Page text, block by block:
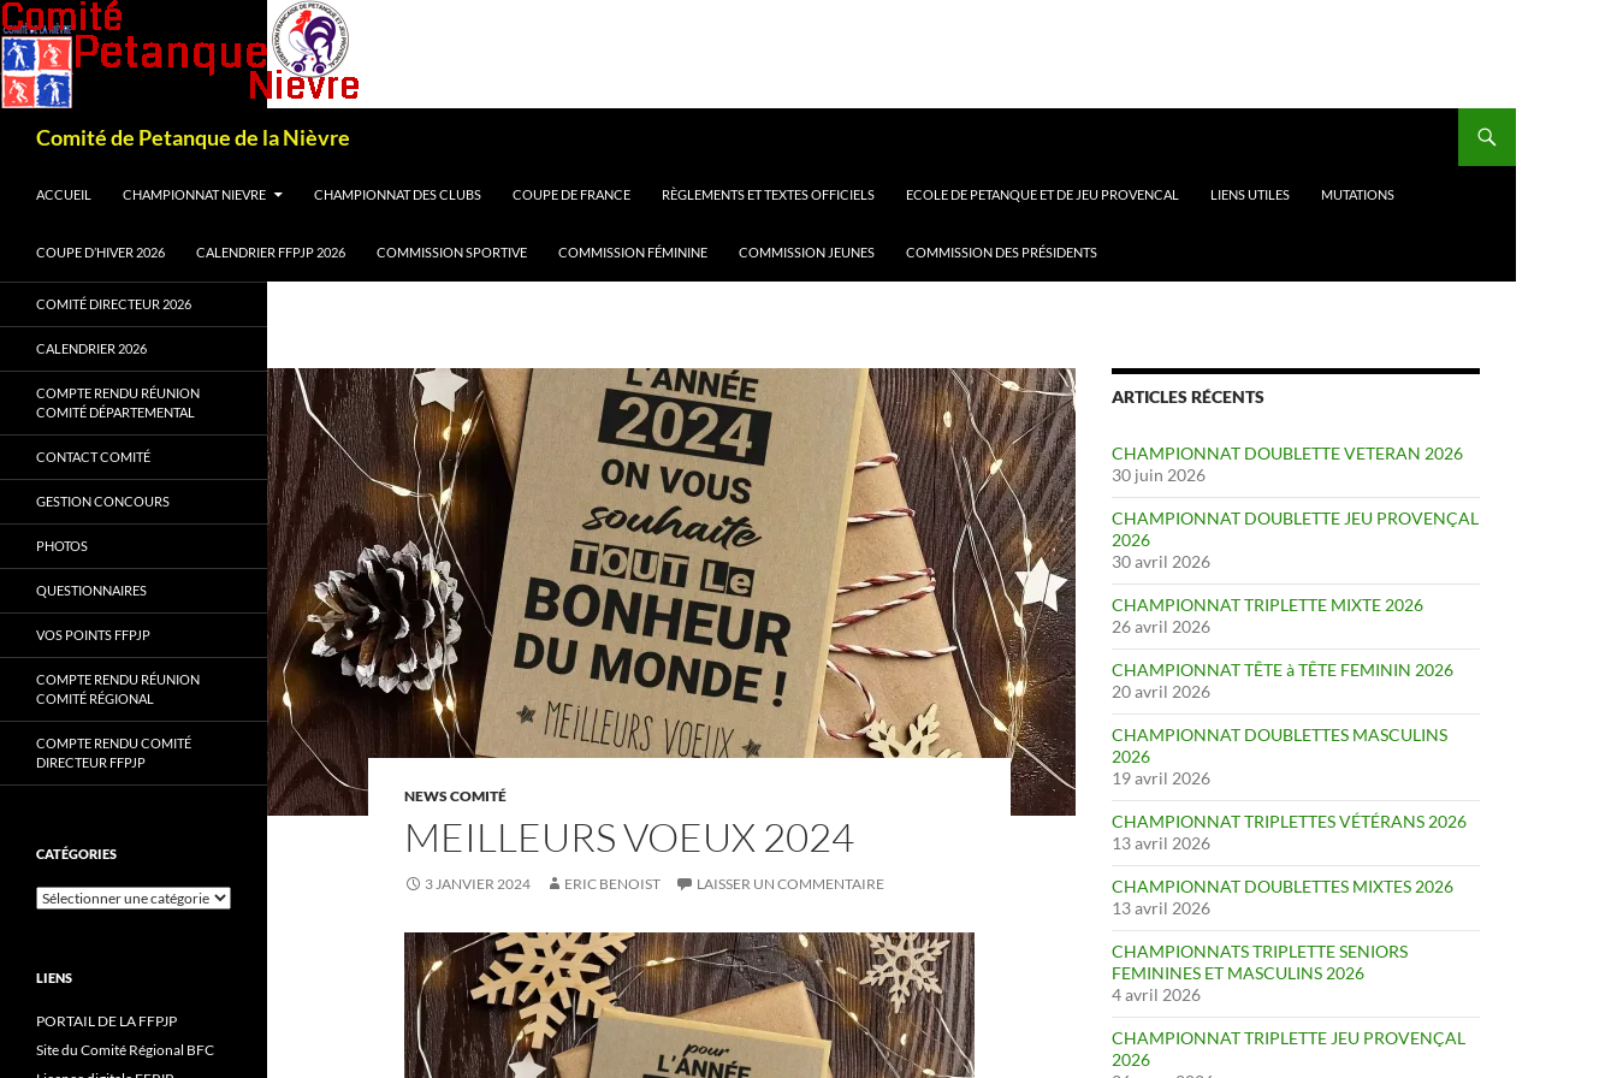
Comité de Petanque de la Nièvre
ACCUEIL
CHAMPIONNAT NIEVRE CHAMPIONNAT DES CLUBS COUPE DE FRANCE RÈGLEMENTS ET TEXTES OFFICIELS ECOLE DE PETANQUE ET DE JEU PROVENCAL LIENS UTILES MUTATIONS
COUPE D’HIVER 2026 CALENDRIER FFPJP 2026 COMMISSION SPORTIVE COMMISSION FÉMININE COMMISSION JEUNES COMMISSION DES PRÉSIDENTS
NEWS COMITÉ
MEILLEURS VOEUX 2024
3 JANVIER 2024 ERIC BENOIST LAISSER UN COMMENTAIRE
ARTICLES RÉCENTS
CHAMPIONNAT DOUBLETTE VETERAN 2026
30 juin 2026
CHAMPIONNAT DOUBLETTE JEU PROVENÇAL
2026
30 avril 2026
CHAMPIONNAT TRIPLETTE MIXTE 2026
26 avril 2026
CHAMPIONNAT TÊTE à TÊTE FEMININ 2026
20 avril 2026
CHAMPIONNAT DOUBLETTES MASCULINS
2026
19 avril 2026
CHAMPIONNAT TRIPLETTES VÉTÉRANS 2026
13 avril 2026
CHAMPIONNAT DOUBLETTES MIXTES 2026
13 avril 2026
CHAMPIONNATS TRIPLETTE SENIORS
FEMININES ET MASCULINS 2026
4 avril 2026
CHAMPIONNAT TRIPLETTE JEU PROVENÇAL
2026
COMITÉ DIRECTEUR 2026
CALENDRIER 2026
COMPTE RENDU RÉUNION
COMITÉ DÉPARTEMENTAL
CONTACT COMITÉ
GESTION CONCOURS
PHOTOS
QUESTIONNAIRES
VOS POINTS FFPJP
COMPTE RENDU RÉUNION
COMITÉ RÉGIONAL
COMPTE RENDU COMITÉ
DIRECTEUR FFPJP
CATÉGORIES
Catégories
LIENS
PORTAIL DE LA FFPJP
Site du Comité Régional BFC